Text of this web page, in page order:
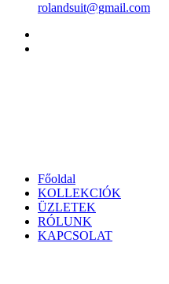
rolandsuit@gmail.com
Főoldal
KOLLEKCIÓK
ÜZLETEK
RÓLUNK
KAPCSOLAT